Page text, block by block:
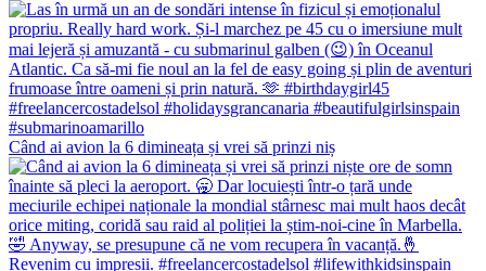
Când ai avion la 6 dimineața și vrei să prinzi niș